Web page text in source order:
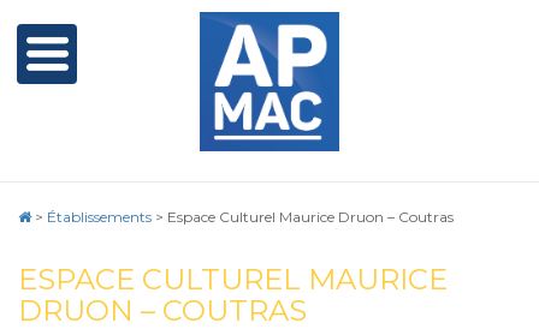
> Établissements > Espace Culturel Maurice Druon – Coutras
ESPACE CULTUREL MAURICE
DRUON – COUTRAS